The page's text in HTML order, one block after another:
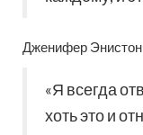
Дженифер Энистон
«Я всегда
хоть это и